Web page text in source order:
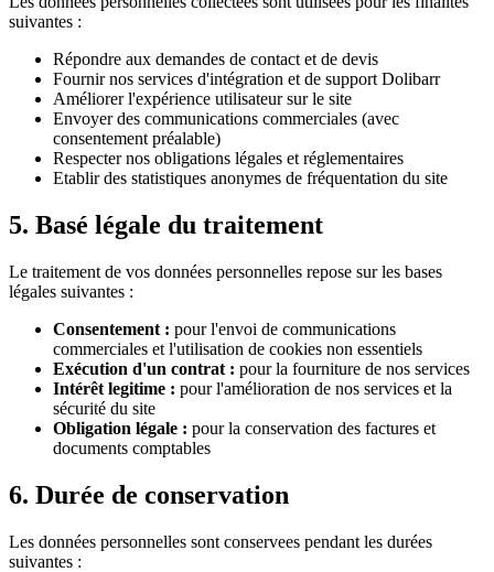
suivantes :
Répondre aux demandes de contact et de devis
Fournir nos services d'intégration et de support Dolibarr
Améliorer l'expérience utilisateur sur le site
Envoyer des communications commerciales (avec
consentement préalable)
Respecter nos obligations légales et réglementaires
Etablir des statistiques anonymes de fréquentation du site
5. Basé légale du traitement
Le traitement de vos données personnelles repose sur les bases
légales suivantes :
Consentement : pour l'envoi de communications
commerciales et l'utilisation de cookies non essentiels
Exécution d'un contrat : pour la fourniture de nos services
Intérêt legitime : pour l'amélioration de nos services et la
sécurité du site
Obligation légale : pour la conservation des factures et
documents comptables
6. Durée de conservation
Les données personnelles sont conservees pendant les durées
suivantes :